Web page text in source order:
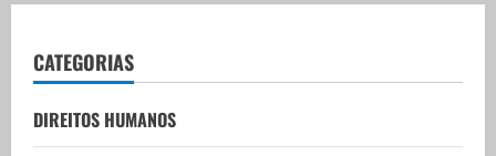
CATEGORIAS
DIREITOS HUMANOS